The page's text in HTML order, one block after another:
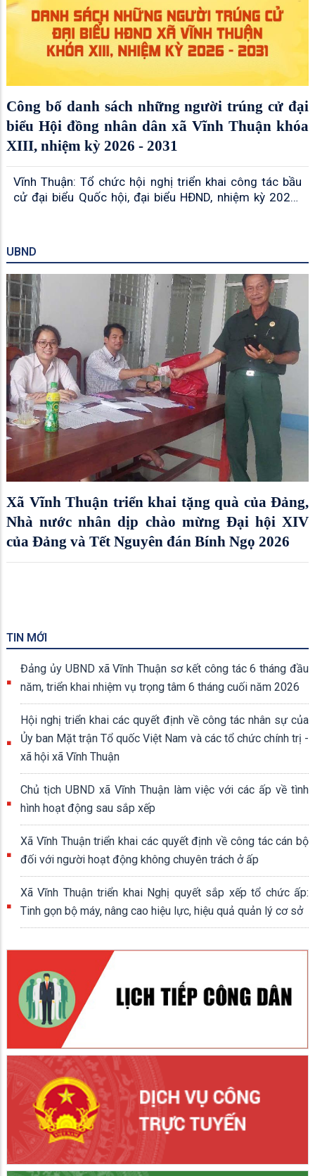
Công bố danh sách những người trúng cử đại
biểu Hội đồng nhân dân xã Vĩnh Thuận khóa
XIII, nhiệm kỳ 2026 - 2031
Vĩnh Thuận: Tổ chức hội nghị triển khai công tác bầu
cử đại biểu Quốc hội, đại biểu HĐND, nhiệm kỳ 2026-
UBND
Xã Vĩnh Thuận triển khai tặng quà của Đảng,
Nhà nước nhân dịp chào mừng Đại hội XIV
của Đảng và Tết Nguyên đán Bính Ngọ 2026
TIN MỚI
Đảng ủy UBND xã Vĩnh Thuận sơ kết công tác 6 tháng đầu
năm, triển khai nhiệm vụ trọng tâm 6 tháng cuối năm 2026
Hội nghị triển khai các quyết định về công tác nhân sự của
Ủy ban Mặt trận Tổ quốc Việt Nam và các tổ chức chính trị -
xã hội xã Vĩnh Thuận
Chủ tịch UBND xã Vĩnh Thuận làm việc với các ấp về tình
hình hoạt động sau sắp xếp
Xã Vĩnh Thuận triển khai các quyết định về công tác cán bộ
đối với người hoạt động không chuyên trách ở ấp
Xã Vĩnh Thuận triển khai Nghị quyết sắp xếp tổ chức ấp:
Tinh gọn bộ máy, nâng cao hiệu lực, hiệu quả quản lý cơ sở